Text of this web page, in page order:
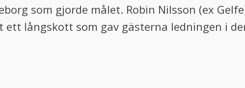
som gjorde målet. Robin Nilsson (ex
långskott som gav gästerna ledningen i